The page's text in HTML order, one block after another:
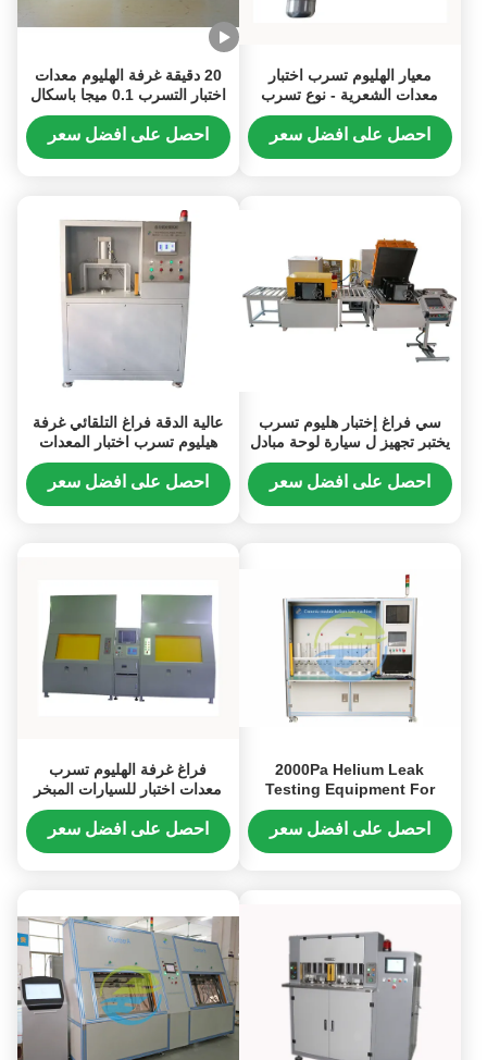
معيار الهليوم تسرب اختبار
معدات الشعرية - نوع تسرب
مقياس تسرب حفرة
احصل على افضل سعر
20 دقيقة غرفة الهليوم معدات
اختبار التسرب 0.1 ميجا باسكال
- 4.5 ميجا باسكال تسرب
إجمالي
احصل على افضل سعر
سي فراغ إختبار هليوم تسرب
يختبر تجهيز ل سيارة لوحة مبادل
حراري
احصل على افضل سعر
عالية الدقة فراغ التلقائي غرفة
هيليوم تسرب اختبار المعدات
9.0E-11Pa.m3 / ثانية
احصل على افضل سعر
2000Pa Helium Leak
Testing Equipment For
Ceramic Component Of
Relay 5×10-11pa·m3/s
احصل على افضل سعر
فراغ غرفة الهليوم تسرب
معدات اختبار للسيارات المبخر
المكثف
احصل على افضل سعر